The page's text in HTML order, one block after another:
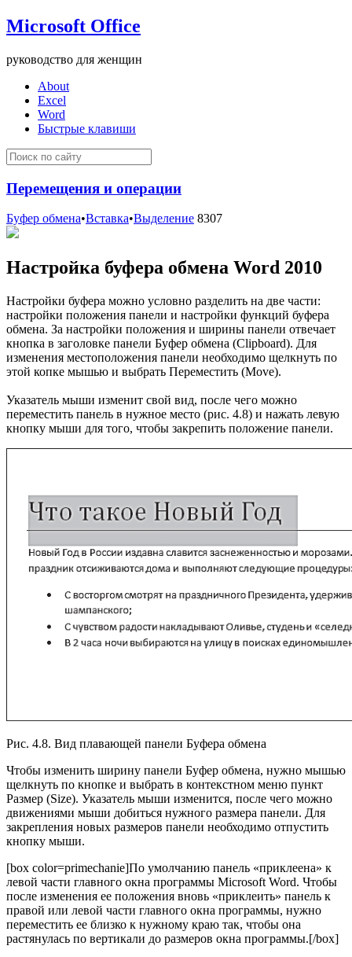
Microsoft Office
руководство для женщин
About
Excel
Word
Быстрые клавиши
Перемещения и операции
Буфер обмена•Вставка•Выделение 8307
Настройка буфера обмена Word 2010
Настройки буфера можно условно разделить на две части:
настройки положения панели и настройки функций буфера
обмена. За настройки положения и ширины панели отвечает
кнопка в заголовке панели Буфер обмена (Clipboard). Для
изменения местоположения панели необходимо щелкнуть по
этой копке мышью и выбрать Переместить (Move).
Указатель мыши изменит свой вид, после чего можно
переместить панель в нужное место (рис. 4.8) и нажать левую
кнопку мыши для того, чтобы закрепить положение панели.
Рис. 4.8. Вид плавающей панели Буфера обмена
Чтобы изменить ширину панели Буфер обмена, нужно мышью
щелкнуть по кнопке и выбрать в контекстном меню пункт
Размер (Size). Указатель мыши изменится, после чего можно
движениями мыши добиться нужного размера панели. Для
закрепления новых размеров панели необходимо отпустить
кнопку мыши.
[box color=primechanie]По умолчанию панель «приклеена» к
левой части главного окна программы Microsoft Word. Чтобы
после изменения ее положения вновь «приклеить» панель к
правой или левой части главного окна программы, нужно
переместить ее близко к нужному краю так, чтобы она
растянулась по вертикали до размеров окна программы.[/box]